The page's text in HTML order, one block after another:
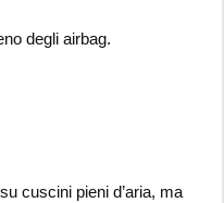
degli airbag.
cuscini pieni d’aria, ma